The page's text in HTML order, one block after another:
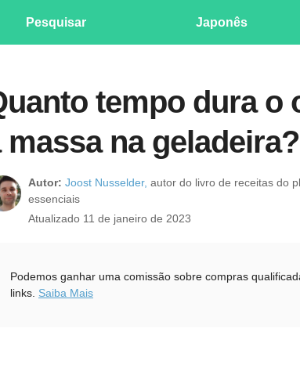
Pesquisar Japonês
tempo dura o
massa na geladeira?
Autor: Joost Nusselder, autor do livro de receitas do
essenciais
Atualizado 11 de janeiro de 2023
Podemos ganhar uma comissão sobre compras
links. Saiba Mais